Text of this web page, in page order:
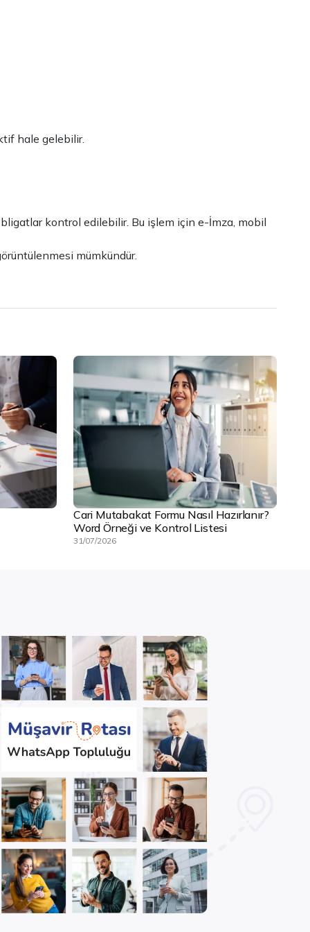
hale gelebilir.
kontrol edilebilir. Bu işlem için e-İmza, mobil
mümkündür.
Cari Mutabakat Formu Nasıl Hazırlanır?
Word Örneği ve Kontrol Listesi
31/07/2026